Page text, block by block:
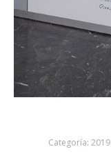
Categoría: 2019